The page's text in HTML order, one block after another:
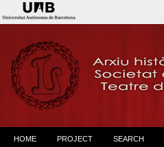
HOME PROJECT SEARCH